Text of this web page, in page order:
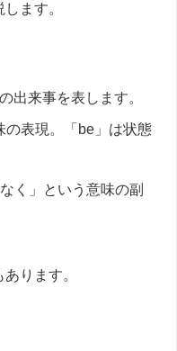
ます。
出来事を表します。
の表現。「be」は状態
く」という意味の副
ります。